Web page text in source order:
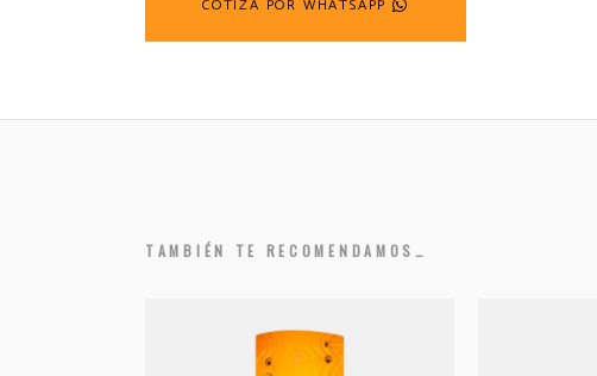
COTIZA POR WHATSAPP
TAMBIÉN TE RECOMENDAMOS…